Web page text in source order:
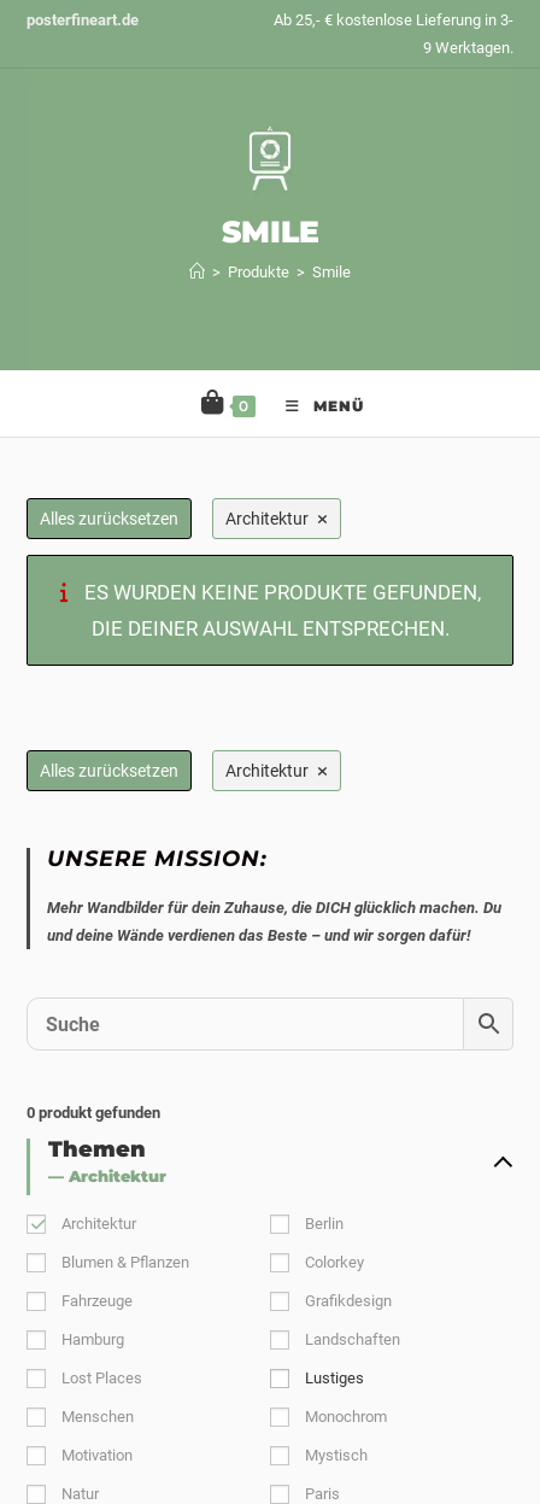
Zumposterfineart.de
Ab 25,- € kostenlose Lieferung in 3-
9 Werktagen.
SMILE
> Produkte > Smile
0 MENÜ
Alles zurücksetzen Architektur ×
ES WURDEN KEINE PRODUKTE GEFUNDEN,
DIE DEINER AUSWAHL ENTSPRECHEN.
Alles zurücksetzen Architektur ×
UNSERE MISSION:
Mehr Wandbilder für dein Zuhause, die DICH glücklich machen. Du
und deine Wände verdienen das Beste – und wir sorgen dafür!
0 produkt gefunden
Themen
— Architektur
Architektur Berlin
Blumen & Pflanzen Colorkey
Fahrzeuge Grafikdesign
Hamburg Landschaften
Lost Places Lustiges
Menschen Monochrom
Motivation Mystisch
Natur Paris